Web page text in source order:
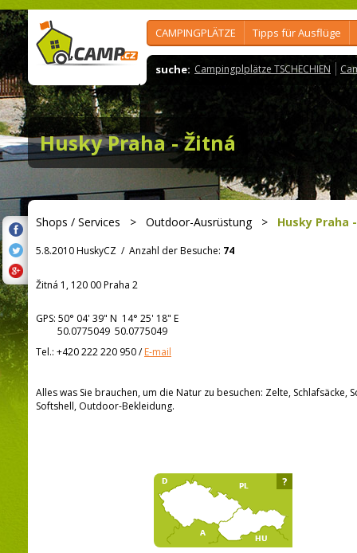
CAMPINGPLÄTZE Tipps für Ausflüge
suche: Campingplplätze TSCHECHIEN
Husky Praha - Žitná
Shops / Services > Outdoor-Ausrüstung> Husky Praha
5.8.2010 HuskyCZ / Anzahl der Besuche: 74
Žitná 1, 120 00 Praha 2
GPS: 50° 04' 39" N 14° 25' 18" E
50.0775049 50.0775049
Tel.: +420 222 220 950/E-mail
Alles was Sie brauchen, um die Natur zu besuchen: Zelte, Schlafsäcke,
Softshell, Outdoor-Bekleidung.
?